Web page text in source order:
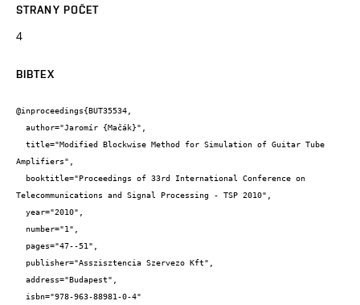
STRANY POČET
4
BIBTEX
@inproceedings{BUT35534,
Amplifiers",
Telecommunications and Signal Processing - TSP 2010",